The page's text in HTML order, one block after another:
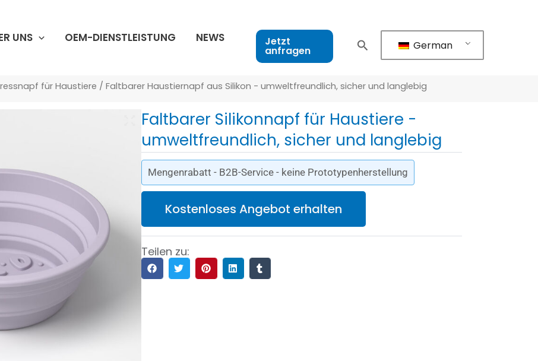
UNS OEM-DIENSTLEISTUNG
NEWS
Jetzt
anfragen German
für Haustiere / Faltbarer Haustiernapf aus Silikon - umweltfreundlich, sicher und langlebig
Faltbarer Silikonnapf für Haustiere -
umweltfreundlich, sicher und langlebig
Mengenrabatt - B2B-Service - keine Prototypenherstellung
Kostenloses Angebot erhalten
Teilen zu: